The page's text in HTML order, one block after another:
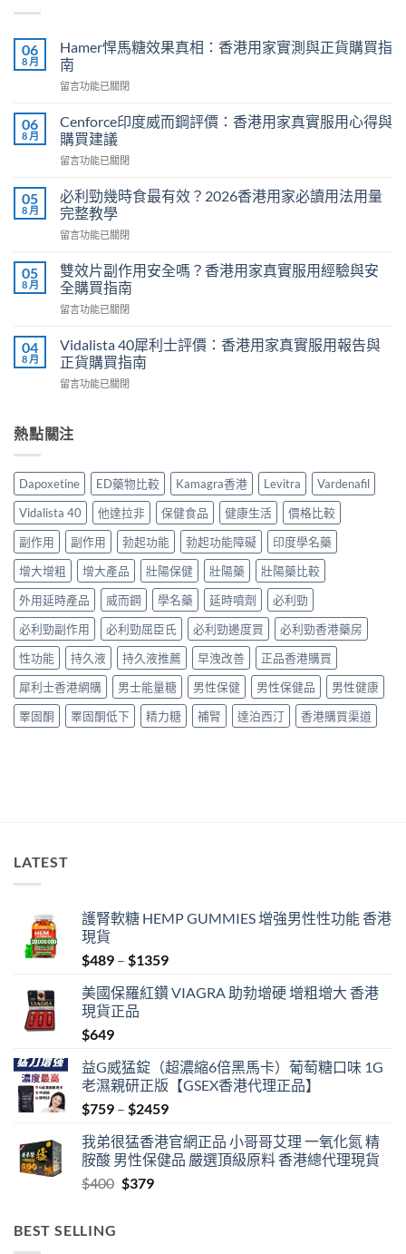
06
8 月
Hamer悍馬糖效果真相：香港用家實測與正貨購買指
南
在
悍
馬
糖
效
真
相：
香
港
家
實
與
貨
購
買
中
留言功能已關閉
06
8 月
Cenforce印度威而鋼評價：香港用家真實服用心得與
購買建議
在
印
度
威
而
評
價：
香
港
家
真
服
得
買
建
議〉
中
留言功能已關閉
05
8 月
必利勁幾時食最有效？2026香港用家必讀用法用量
完整教學
在
利
勁
幾
時
最
有
效？
2026
用
讀
用
法
用
完
整
教
學〉
中
留言功能已關閉
05
8 月
雙效片副作用安全嗎？香港用家真實服用經驗與安
全購買指南
在
效
片
副
作
全
港
用
家
真
服
用
經
驗
與
安
全
買
指
南〉
中
留言功能已關閉
04
8 月
Vidalista 40犀利士評價：香港用家真實服用報告與
正貨購買指南
在
犀
利
評
價：
香
港
用
家
真
實
服
用
報
告
正
貨
購
留言功能已關閉
熱點關注
Dapoxetine ED藥物比較 Kamagra香港 Levitra
Vardenafil
Vidalista 40
他達拉非 保健食品 健康生活
價格比較
副作用
副作用 勃起功能 勃起功能障礙
印度學名藥
增大增粗
增大產品 壯陽保健 壯陽藥
壯陽藥比較
外用延時產品
威而鋼 學名藥 延時噴劑
必利勁
必利勁副作用
必利勁屈臣氏 必利勁邊度買
必利勁香港藥房
性功能
持久液 持久液推薦 早洩改善
正品香港購買
犀利士香港網購
男士能量糖 男性保健 男性保健品
男性健康
睪固酮
睪固酮低下 精力糖 補腎 達泊西汀 香港購買渠道
LATEST
護腎軟糖 HEMP GUMMIES 增強男性性功能 香港
現貨
$489 – $1359Price
$489
美國保羅紅鑽 VIAGRA 助勃增硬 增粗增大 香港
現貨正品
$649
益G威猛錠（超濃縮6倍黑馬卡）葡萄糖口味 1G
老濕親研正版【GSEX香港代理正品】
$759 – $2459Price
$759
through
我弟很猛香港官網正品 小哥哥艾理 一氧化氮 精
胺酸 男性保健品 嚴選頂級原料 香港總代理現貨
$400 Original
$379Current
BEST SELLING